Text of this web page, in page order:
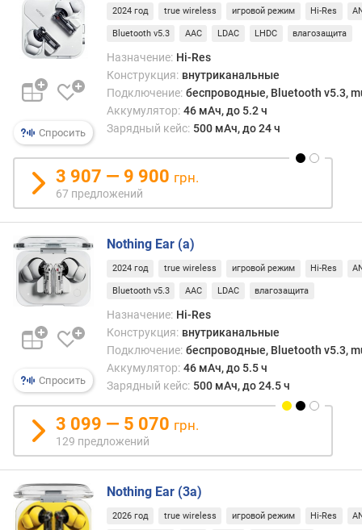
что
При
или
и
о
п
о
у
л
р
н
с
о
т
д
е
е
в
х
к
д
о
р
о
г
и
м
Спросить
2024 год true wireless игровой режим Hi-Res
Bluetooth v5.3 AAC LDAC LHDC влагозащита
Назначение: Hi-Res
Конструкция: внутриканальные
Подключение: беспроводные, Bluetooth v5.3,
Аккумулятор: 46 мАч, до 5.2 ч
Зарядный кейс: 500 мАч, до 24 ч
3 907 — 9 900 грн.
67 предложений
Спросить
Nothing Ear (a)
2024 год true wireless игровой режим Hi-Res
Bluetooth v5.3 AAC LDAC влагозащита
Назначение: Hi-Res
Конструкция: внутриканальные
Подключение: беспроводные, Bluetooth v5.3,
Аккумулятор: 46 мАч, до 5.5 ч
Зарядный кейс: 500 мАч, до 24.5 ч
3 099 — 5 070 грн.
129 предложений
Nothing Ear (3a)
2026 год true wireless игровой режим Hi-Res